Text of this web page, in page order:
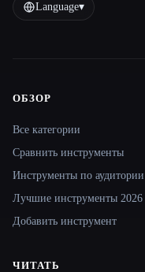
Language▾
Site navigation
ОБЗОР
Все категории
Сравнить инструменты
Инструменты по аудитории
Лучшие инструменты 2026
Добавить инструмент
ЧИТАТЬ